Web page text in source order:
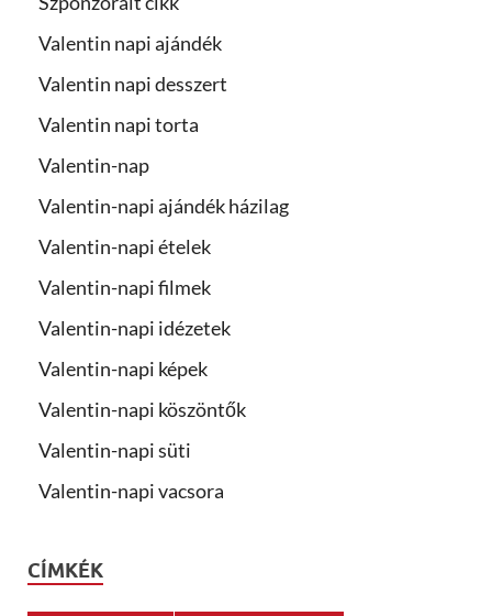
Valentin napi ajándék
Valentin napi desszert
Valentin napi torta
Valentin-nap
Valentin-napi ajándék házilag
Valentin-napi ételek
Valentin-napi filmek
Valentin-napi idézetek
Valentin-napi képek
Valentin-napi köszöntők
Valentin-napi süti
Valentin-napi vacsora
CÍMKÉK